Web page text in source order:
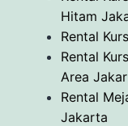
Hitam
Rental
Rental
Area
Rental
Jakarta